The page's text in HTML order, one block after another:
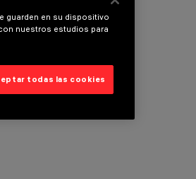
guarden en su dispositivo
nuestros estudios para
todas las cookies